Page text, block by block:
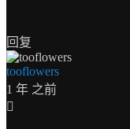
回复
tooflowers
1 年 之前